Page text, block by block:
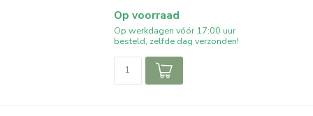
Op voorraad
Op werkdagen vóór 17:00 uur
besteld, zelfde dag verzonden!